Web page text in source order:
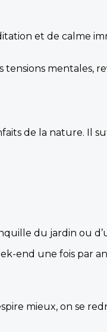
et de calme
mentales,
de la nature. Il
du jardin ou
end une fois par
mieux, on se